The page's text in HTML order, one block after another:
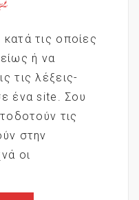
τις οποίες
ή να
τις λέξεις-
ένα site. Σου
τις
στην
οι